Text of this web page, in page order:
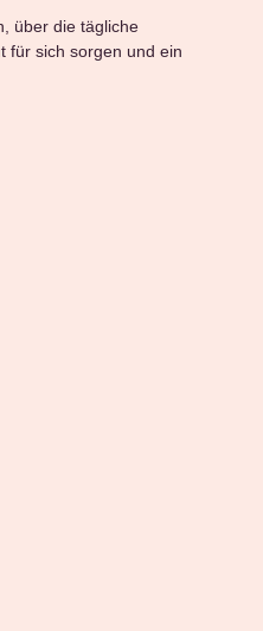
über die tägliche
für sich sorgen und ein